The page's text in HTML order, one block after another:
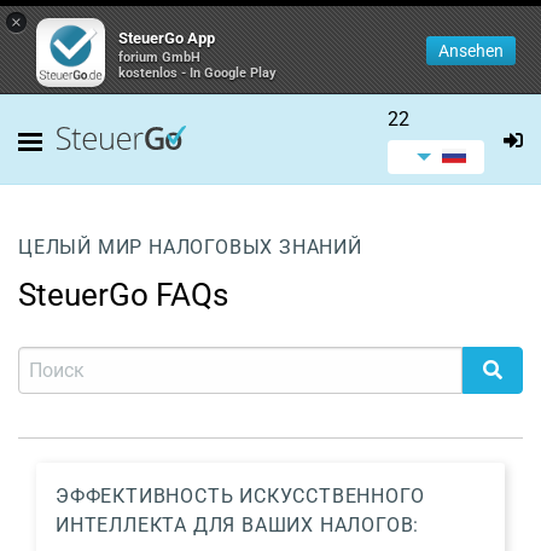
×
SteuerGo App
forium GmbH
kostenlos - In Google Play
Ansehen
22
ЦЕЛЫЙ МИР НАЛОГОВЫХ ЗНАНИЙ
SteuerGo FAQs
ЭФФЕКТИВНОСТЬ ИСКУССТВЕННОГО
ИНТЕЛЛЕКТА ДЛЯ ВАШИХ НАЛОГОВ: